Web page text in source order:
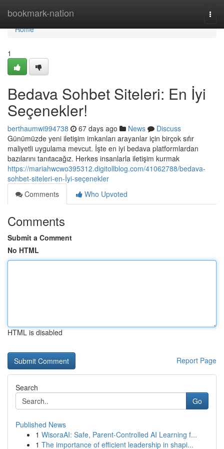
bookmark-nation
Home
Home
1
Bedava Sohbet Siteleri: En İyi
Seçenekler!
berthaumwi994738 67 days ago News
Discuss
Günümüzde yeni iletişim imkanları arayanlar için birçok sıfır
maliyetli uygulama mevcut. İşte en iyi bedava platformlardan
bazılarını tanıtacağız. Herkes insanlarla iletişim kurmak
https://mariahwcwo395312.digitollblog.com/41062788/bedava-
sohbet-siteleri-en-İyi-seçenekler
Comments
Who Upvoted
Comments
Submit a Comment
No HTML
HTML is disabled
Report Page
Search
Go
Published News
1 WisoraAI: Safe, Parent-Controlled AI Learning f...
1 The importance of efficient leadership in shapi...